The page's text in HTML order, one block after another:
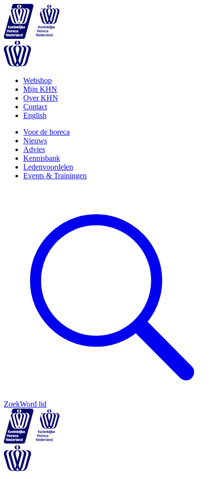
Webshop
Mijn KHN
Over KHN
Contact
English
Voor de horeca
Nieuws
Advies
Kennisbank
Ledenvoordelen
Events & Trainingen
ZoekWord lid